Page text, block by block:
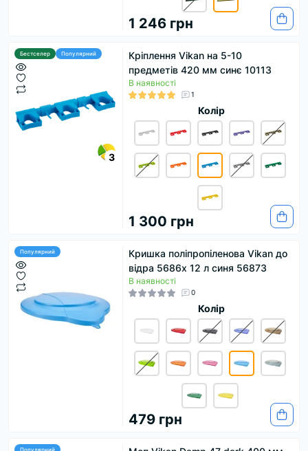
1 246 грн
Бестселер Популярний
3
Кріплення Vikan на 5-10
предметів 420 мм синє 10113
В наявності
1
Колір
1 300 грн
Популярний
Кришка поліпропіленова Vikan до
відра 5686x 12 л синя 56873
В наявності
0
Колір
479 грн
Популярний